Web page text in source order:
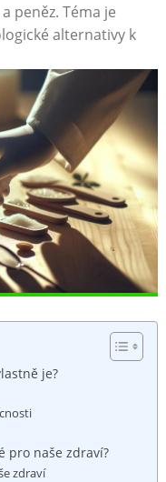
peněz. Téma je⁣
alternativy k
je?
pro naše zdraví?
zdraví